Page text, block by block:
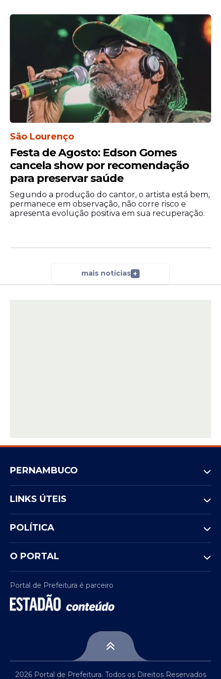
São Lourenço
Festa de Agosto: Edson Gomes
cancela show por recomendação
para preservar saúde
Segundo a produção do cantor, o artista está bem,
permanece em observação, não corre risco e
apresenta evolução positiva em sua recuperação.
mais notícias +
PERNAMBUCO
LINKS ÚTEIS
POLÍTICA
O PORTAL
Portal de Prefeitura é parceiro
2026 Portal de Prefeitura. Todos os Direitos Reservados